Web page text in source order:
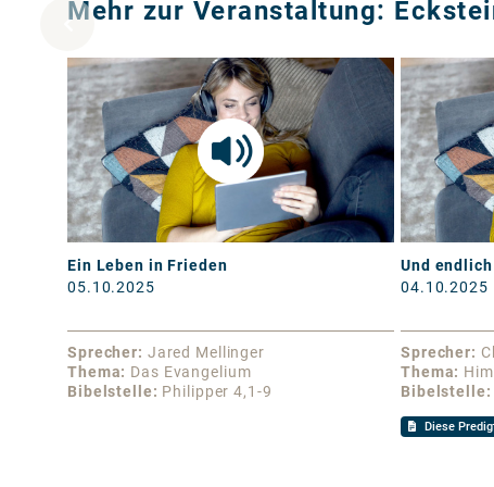
Mehr zur Veranstaltung:
Ein Leben in Frieden
05.10.2025
Sprecher
Jared Mellinger
Thema
Das Evangelium
Bibelstelle
Philipper 4,1-9
Und
04.10.2025
Sprecher
Thema
Bibelstelle
Diese